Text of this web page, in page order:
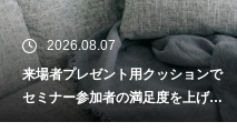
ザイ
周年
さえ
2026.08.07
来場者プレゼント用クッションで
セミナー参加者の満足度を上げる
工夫